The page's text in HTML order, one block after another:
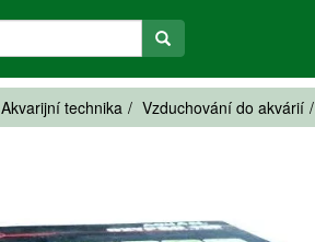
Akvarijní technika Vzduchování do akvárií